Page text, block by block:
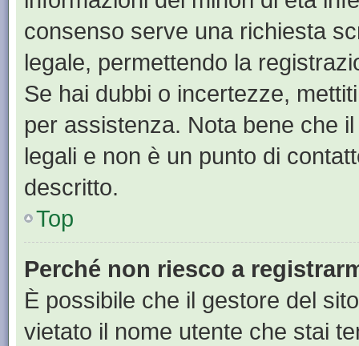
consenso serve una richiesta
legale, permettendo la
Se hai dubbi o incertezze,
per assistenza. Nota bene che
legali e non è un punto di
descritto.
Top
Perché non riesco a
È possibile che il gestore del
vietato il nome utente che stai